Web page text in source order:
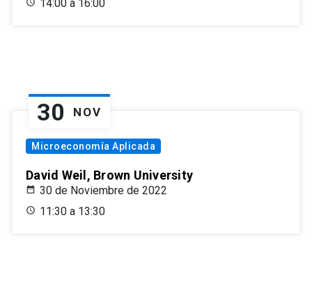
14:00 a 16:00
30 NOV
Microeconomía Aplicada
David Weil, Brown University
30 de Noviembre de 2022
11:30 a 13:30